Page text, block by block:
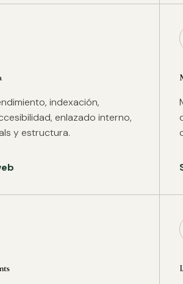
indexación,
enlazado interno,
y estructura.